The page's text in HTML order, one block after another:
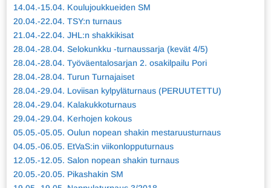
14.04.-15.04. Koulujoukkueiden SM
20.04.-22.04. TSY:n turnaus
21.04.-22.04. JHL:n shakkikisat
28.04.-28.04. Selokunkku -turnaussarja (kevät 4/5)
28.04.-28.04. Työväentalosarjan 2. osakilpailu Pori
28.04.-28.04. Turun Turnajaiset
28.04.-29.04. Loviisan kylpyläturnaus (PERUUTETTU)
28.04.-29.04. Kalakukkoturnaus
29.04.-29.04. Kerhojen kokous
05.05.-05.05. Oulun nopean shakin mestaruusturnaus
04.05.-06.05. EtVaS:in viikonlopputurnaus
12.05.-12.05. Salon nopean shakin turnaus
20.05.-20.05. Pikashakin SM